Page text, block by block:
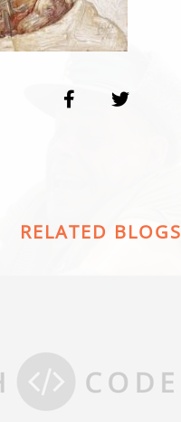
RELATED BLOGS